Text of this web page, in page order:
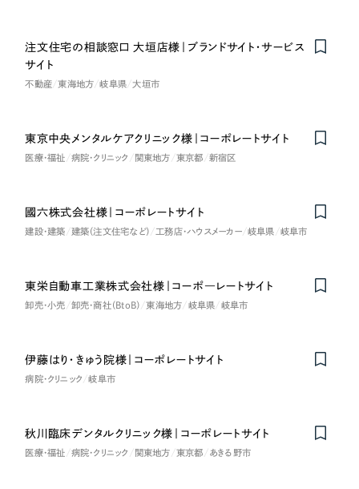
注文住宅の相談窓口 大垣店様｜ブランドサイト・サービス
サイト
不動産 東海地方 岐阜県 大垣市
東京中央メンタルケアクリニック様｜コーポレートサイト
医療・福祉 病院・クリニック 関東地方 東京都 新宿区
國六株式会社様｜コーポレートサイト
建設・建築 建築（注文住宅など） 工務店・ハウスメーカー 岐阜県 岐阜市
東栄自動車工業株式会社様｜コーポ―レートサイト
卸売・小売 卸売・商社（BtoB） 東海地方 岐阜県 岐阜市
伊藤はり・きゅう院様｜コーポレートサイト
病院・クリニック 岐阜市
秋川臨床デンタルクリニック様｜コーポレートサイト
医療・福祉 病院・クリニック 関東地方 東京都 あきる野市